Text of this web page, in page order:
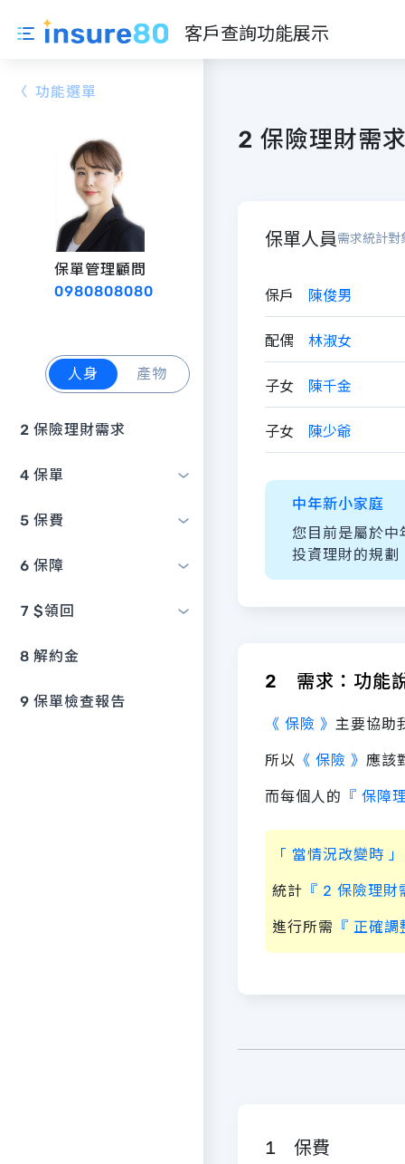
客戶查詢功能展示
保單管理顧問
0980808080
人身 產物
2 保險理財需求
4 保單
5 保費
6 保障
7 $領回
8 解約金
9 保單檢查報告
2 保險理財需
保單人員需求統計對
保戶 陳俊男
配偶 林淑女
子女 陳千金
子女 陳少爺
中年新小家庭
您目前是屬於中
投資理財的規劃
2 需求：功能
《 保險 》 主要協助
所以 《 保險 》 應該
而每個人的 『 保障
「 當情況改變時 」
統計 『 2 保險理
進行所需 『 正確
1 保費